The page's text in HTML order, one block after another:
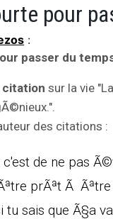
:
passer du
citation sur la vie
des citations :
de ne pas
prÃªt Ã
tu sais que Ã§a